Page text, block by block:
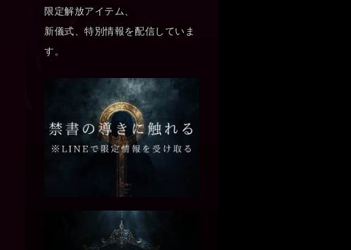
限定解放アイテム、
新儀式、特別情報を配信していま
す。